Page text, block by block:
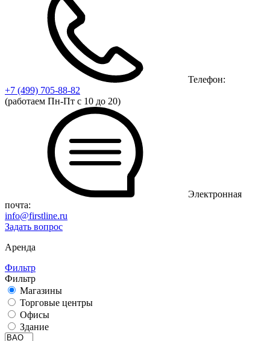
Телефон:
+7 (499) 705-88-82
(работаем Пн-Пт с 10 до 20)
Электронная
почта:
info@firstline.ru
Задать вопрос
Аренда
Фильтр
Фильтр
Магазины
Торговые центры
Офисы
Здание